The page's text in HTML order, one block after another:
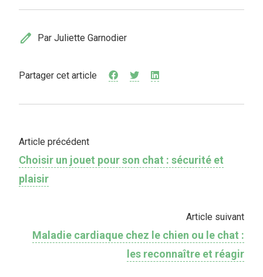
edit Par Juliette Garnodier
Partager cet article
Article précédent
Choisir un jouet pour son chat : sécurité et
plaisir
Article suivant
Maladie cardiaque chez le chien ou le chat :
les reconnaître et réagir